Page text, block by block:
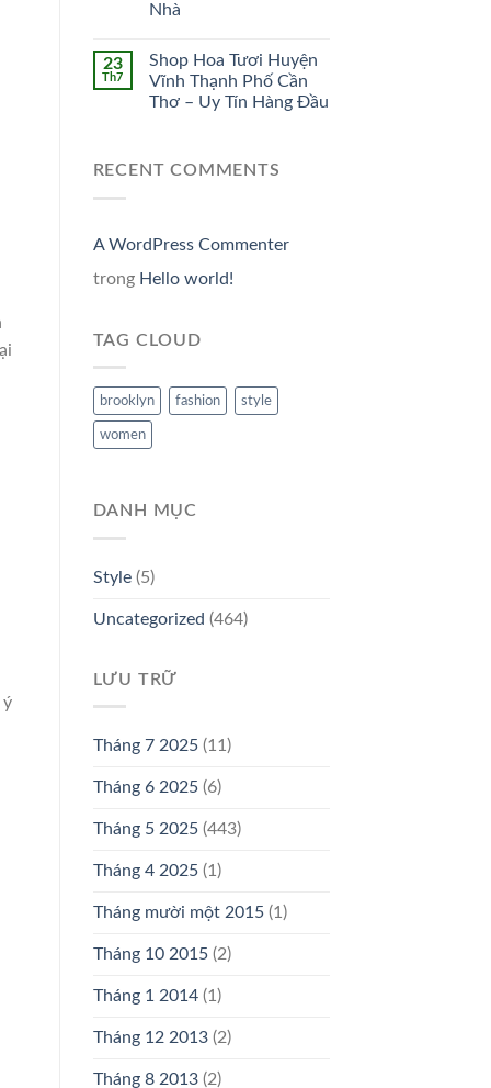
ý
Nhà
23
Th7
Shop Hoa Tươi Huyện
Vĩnh Thạnh Phố Cần
Thơ – Uy Tín Hàng Đầu
RECENT COMMENTS
A WordPress Commenter
trong Hello world!
TAG CLOUD
brooklyn fashion style
women
DANH MỤC
Style(5)
Uncategorized (464)
LƯU TRỮ
Tháng 7 2025(11)
Tháng 6 2025(6)
Tháng 5 2025(443)
Tháng 4 2025(1)
Tháng mười một 2015(1)
Tháng 10 2015(2)
Tháng 1 2014(1)
Tháng 12 2013(2)
Tháng 8 2013(2)